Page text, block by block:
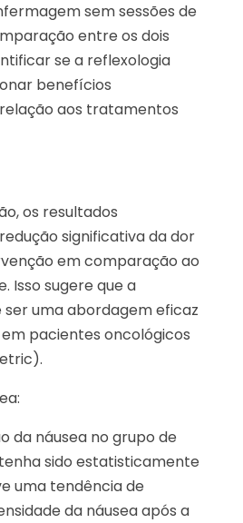
sem sessões de
entre os dois
se a reflexologia
benefícios
aos tratamentos
os resultados
significativa da dor
em comparação ao
Isso sugere que a
uma abordagem eficaz
pacientes oncológicos
da náusea no grupo de
sido estatisticamente
uma tendência de
da náusea após a